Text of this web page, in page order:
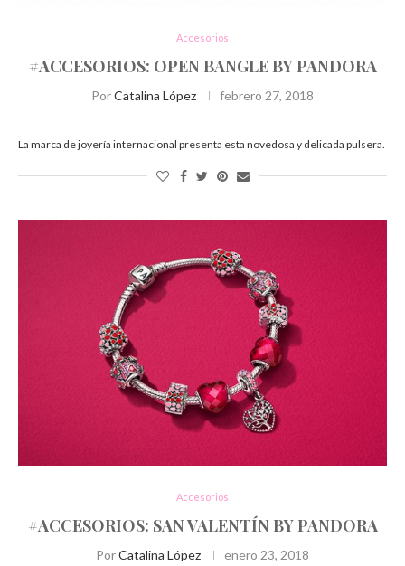
Accesorios
#ACCESORIOS: OPEN BANGLE BY PANDORA
PorCatalina López febrero 27, 2018
La marca de joyería internacional presenta esta novedosa y delicada pulsera.
Accesorios
#ACCESORIOS: SAN VALENTÍN BY PANDORA
PorCatalina López enero 23, 2018